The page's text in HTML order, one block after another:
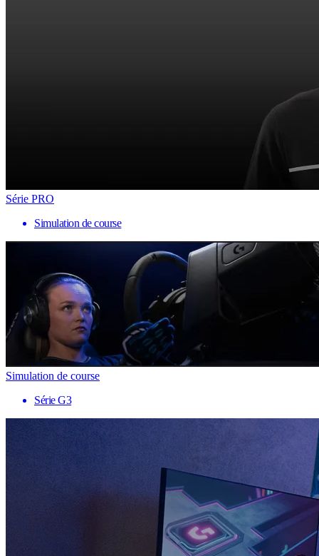
Série PRO
Simulation de course
Simulation de course
Série G3